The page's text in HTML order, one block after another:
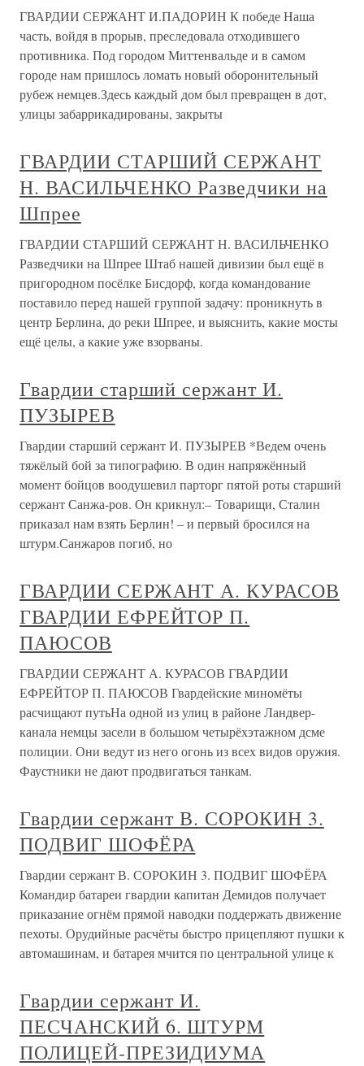
ГВАРДИИ СЕРЖАНТ И.ПАДОРИН К победе Наша
часть, войдя в прорыв, преследовала отходившего
противника. Под городом Миттенвальде и в самом
городе нам пришлось ломать новый оборонительный
рубеж немцев.Здесь каждый дом был превращен в дот,
улицы забаррикадированы, закрыты
ГВАРДИИ СТАРШИЙ СЕРЖАНТ
Н. ВАСИЛЬЧЕНКО Разведчики на
Шпрее
ГВАРДИИ СТАРШИЙ СЕРЖАНТ Н. ВАСИЛЬЧЕНКО
Разведчики на Шпрее Штаб нашей дивизии был ещё в
пригородном посёлке Бисдорф, когда командование
поставило перед нашей группой задачу: проникнуть в
центр Берлина, до реки Шпрее, и выяснить, какие мосты
ещё целы, а какие уже взорваны.
Гвардии старший сержант И.
ПУЗЫРЕВ
Гвардии старший сержант И. ПУЗЫРЕВ *Ведем очень
тяжёлый бой за типографию. В один напряжённый
момент бойцов воодушевил парторг пятой роты старший
сержант Санжа-ров. Он крикнул:– Товарищи, Сталин
приказал нам взять Берлин! – и первый бросился на
штурм.Санжаров погиб, но
ГВАРДИИ СЕРЖАНТ А. КУРАСОВ
ГВАРДИИ ЕФРЕЙТОР П.
ПАЮСОВ
ГВАРДИИ СЕРЖАНТ А. КУРАСОВ ГВАРДИИ
ЕФРЕЙТОР П. ПАЮСОВ Гвардейские миномёты
расчищают путьНа одной из улиц в районе Ландвер-
канала немцы засели в большом четырёхэтажном дсме
полиции. Они ведут из него огонь из всех видов оружия.
Фаустники не дают продвигаться танкам.
Гвардии сержант В. СОРОКИН 3.
ПОДВИГ ШОФЁРА
Гвардии сержант В. СОРОКИН 3. ПОДВИГ ШОФЁРА
Командир батареи гвардии капитан Демидов получает
приказание огнём прямой наводки поддержать движение
пехоты. Орудийные расчёты быстро прицепляют пушки к
автомашинам, и батарея мчится по центральной улице к
Гвардии сержант И.
ПЕСЧАНСКИЙ 6. ШТУРМ
ПОЛИЦЕЙ-ПРЕЗИДИУМА